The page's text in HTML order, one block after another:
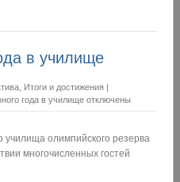
в училище
Итоги и достижения |
года в училище отключены
училища олимпийского резерва
многочисленных гостей